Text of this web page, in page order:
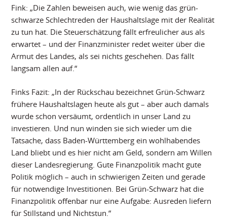
Fink: „Die Zahlen beweisen auch, wie wenig das grün-
schwarze Schlechtreden der Haushaltslage mit der Realität
zu tun hat. Die Steuerschätzung fällt erfreulicher aus als
erwartet – und der Finanzminister redet weiter über die
Armut des Landes, als sei nichts geschehen. Das fällt
langsam allen auf.“
Finks Fazit: „In der Rückschau bezeichnet Grün-Schwarz
frühere Haushaltslagen heute als gut – aber auch damals
wurde schon versäumt, ordentlich in unser Land zu
investieren. Und nun winden sie sich wieder um die
Tatsache, dass Baden-Württemberg ein wohlhabendes
Land bliebt und es hier nicht am Geld, sondern am Willen
dieser Landesregierung. Gute Finanzpolitik macht gute
Politik möglich – auch in schwierigen Zeiten und gerade
für notwendige Investitionen. Bei Grün-Schwarz hat die
Finanzpolitik offenbar nur eine Aufgabe: Ausreden liefern
für Stillstand und Nichtstun.“